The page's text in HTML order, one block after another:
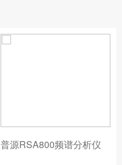
普源RSA800频谱分析仪